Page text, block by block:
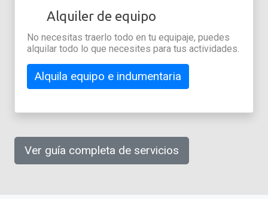
Alquiler de equipo
No necesitas traerlo todo en tu equipaje, puedes
alquilar todo lo que necesites para tus actividades.
Alquila equipo e indumentaria
Ver guía completa de servicios